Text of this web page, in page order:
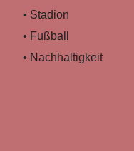
• Stadion
• Fußball
• Nachhaltigkeit